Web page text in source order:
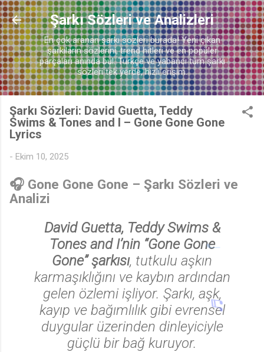
Ana içeriğe atla
Şarkı Sözleri ve Analizleri
En çok aranan şarkı sözleri burada! Yeni çıkan
şarkıların sözlerini, trend hitleri ve en popüler
parçaları anında bul. Türkçe ve yabancı tüm şarkı
sözleri tek yerde, hızlı erişim.
Şarkı Sözleri: David Guetta, Teddy
Swims & Tones and I – Gone Gone Gone
Lyrics
- Ekim 10, 2025
🎧 Gone Gone Gone – Şarkı Sözleri ve
Analizi
David Guetta, Teddy Swims &
Tones and I’nin “Gone Gone
Gone” şarkısı, tutkulu aşkın
karmaşıklığını ve kaybın ardından
gelen özlemi işliyor. Şarkı, aşk,
kayıp ve bağımlılık gibi evrensel
duygular üzerinden dinleyiciyle
güçlü bir bağ kuruyor.
♫
♫